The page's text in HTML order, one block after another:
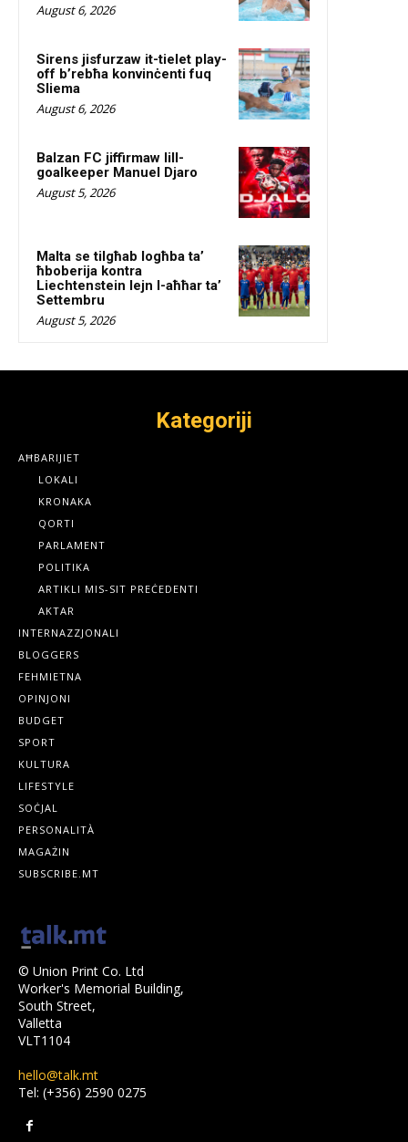
August 6, 2026
Sirens jisfurzaw it-tielet play-
off b’rebħa konvinċenti fuq
Sliema
August 6, 2026
Balzan FC jiffirmaw lill-
goalkeeper Manuel Djaro
August 5, 2026
Malta se tilgħab logħba ta’
ħboberija kontra
Liechtenstein lejn l-aħħar ta’
Settembru
August 5, 2026
Kategoriji
AĦBARIJIET
LOKALI
KRONAKA
QORTI
PARLAMENT
POLITIKA
ARTIKLI MIS-SIT PREĊEDENTI
AKTAR
INTERNAZZJONALI
BLOGGERS
FEHMIETNA
OPINJONI
BUDGET
SPORT
KULTURA
LIFESTYLE
SOĊJAL
PERSONALITÀ
MAGAŻIN
SUBSCRIBE.MT
© Union Print Co. Ltd
Worker's Memorial Building,
South Street,
Valletta
VLT1104
hello@talk.mt
Tel: (+356) 2590 0275